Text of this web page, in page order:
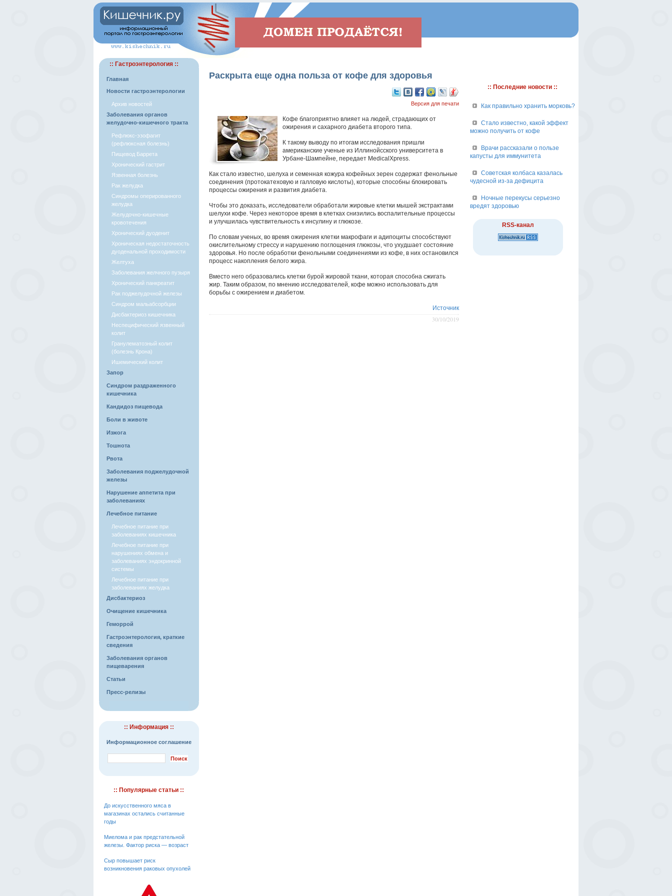
:: Гастроэнтерология ::
Главная
Новости гастроэнтерологии
Архив новостей
Заболевания органов
желудочно-кишечного тракта
Рефлюкс-эзофагит
(рефлюксная болезнь)
Пищевод Баррета
Хронический гастрит
Язвенная болезнь
Рак желудка
Синдромы оперированного
желудка
Желудочно-кишечные
кровотечения
Хронический дуоденит
Хроническая недостаточность
дуоденальной проходимости
Желтуха
Заболевания желчного пузыря
Хронический панкреатит
Рак поджелудочной железы
Синдром мальабсорбции
Дисбактериоз кишечника
Неспецифический язвенный
колит
Гранулематозный колит
(болезнь Крона)
Ишемический колит
Запор
Синдром раздраженного
кишечника
Кандидоз пищевода
Боли в животе
Изжога
Тошнота
Рвота
Заболевания поджелудочной
железы
Нарушение аппетита при
заболеваниях
Лечебное питание
Лечебное питание при
заболеваниях кишечника
Лечебное питание при
нарушениях обмена и
заболеваниях эндокринной
системы
Лечебное питание при
заболеваниях желудка
Дисбактериоз
Очищение кишечника
Геморрой
Гастроэнтерология, краткие
сведения
Заболевания органов
пищеварения
Статьи
Пресс-релизы
:: Информация ::
Информационное соглашение
:: Популярные статьи ::
До искусственного мяса в
магазинах остались считанные
годы
Миелома и рак предстательной
железы. Фактор риска — возраст
Сыр повышает риск
возникновения раковых опухолей
Раскрыта еще одна польза от кофе для здоровья
Версия для печати
Кофе благоприятно влияет на людей, страдающих от
ожирения и сахарного диабета второго типа.
К такому выводу по итогам исследования пришли
американские ученые из Иллинойсского университета в
Урбане-Шампейне, передает MedicalXpress.
Как стало известно, шелуха и семенная кожура кофейных зерен содержат фенольные
соединения (протокатеховую и галловую кислоты), которые способны блокировать
процессы ожирения и развития диабета.
Чтобы это доказать, исследователи обработали жировые клетки мышей экстрактами
шелухи кофе. Через некоторое время в клетках снизились воспалительные процессы
и улучшилась чувствительность к инсулину и глюкозе.
По словам ученых, во время ожирения клетки макрофаги и адипоциты способствуют
окислительному стрессу и нарушению поглощения глюкозы, что ухудшает состояние
здоровья. Но после обработки фенольными соединениями из кофе, в них остановился
процесс накопления белого жира.
Вместо него образовались клетки бурой жировой ткани, которая способна сжигать
жир. Таким образом, по мнению исследователей, кофе можно использовать для
борьбы с ожирением и диабетом.
Источник
30/10/2019
:: Последние новости ::
Как правильно хранить морковь?
Стало известно, какой эффект
можно получить от кофе
Врачи рассказали о пользе
капусты для иммунитета
Советская колбаса казалась
чудесной из-за дефицита
Ночные перекусы серьезно
вредят здоровью
RSS-канал